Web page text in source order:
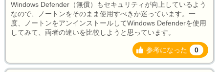
Windows Defender（無償）もセキュリティが向上しているよう
なので、ノートンをそのまま使用すべきか迷っています。一
度、ノートンをアンインストールしてWindows Defenderを使用
してみて、両者の違いを比較しようと思っています。
参考になった 0